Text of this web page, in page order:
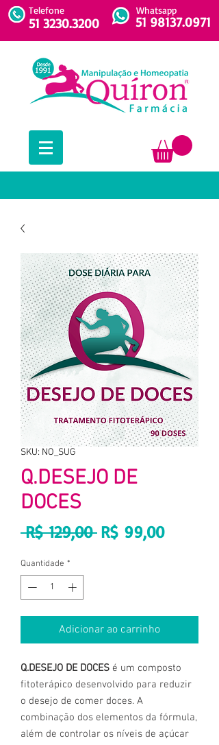
51 3230.3200
Telefone
51 98137.0971
Whatsapp
SKU: NO_SUG
Q.DESEJO DE
DOCES
R$ 129,00 Preço
R$ 99,00Preço
Quantidade *
Adicionar ao carrinho
Q.DESEJO DE DOCES é um composto
fitoterápico desenvolvido para reduzir
o desejo de comer doces. A
combinação dos elementos da fórmula,
além de controlar os níveis de açúcar